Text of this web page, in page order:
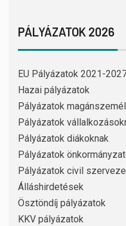
PÁLYÁZATOK 2026
EU Pályázatok 2021-
Hazai pályázatok
Pályázatok
Pályázatok
Pályázatok diákoknak
Pályázatok
Pályázatok civil
Álláshirdetések
Ösztöndíj pályázatok
KKV pályázatok